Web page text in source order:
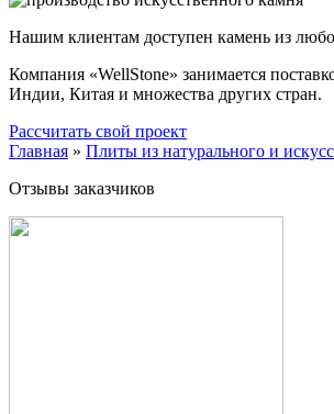
Нашим клиентам доступен камень из
Компания «WellStone» занимается
Индии, Китая и множества других стран.
Рассчитать свой проект
Главная » Плиты из натурального и
Отзывы заказчиков